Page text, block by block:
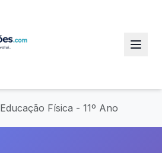
Educação Física - 11º Ano